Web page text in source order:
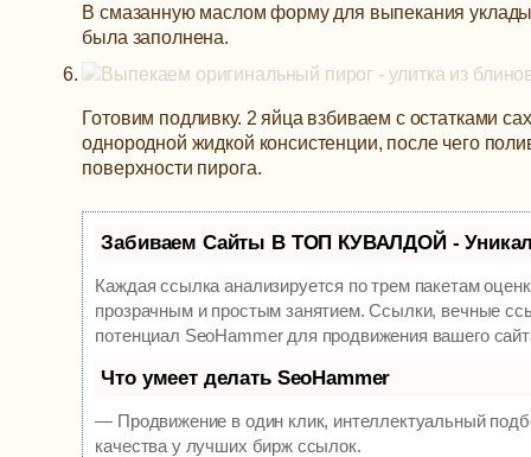
В смазанную маслом форму для выпекания
была заполнена.
Готовим подливку. 2 яйца взбиваем с остатками
однородной жидкой консистенции, после чего
поверхности пирога.
Забиваем Сайты В ТОП КУВАЛДОЙ -
Каждая ссылка анализируется по трем пакетам
прозрачным и простым занятием. Ссылки, вечные
потенциал SeoHammer для продвижения вашего
Что умеет делать SeoHammer
— Продвижение в один клик, интеллектуальный
качества у лучших бирж ссылок.